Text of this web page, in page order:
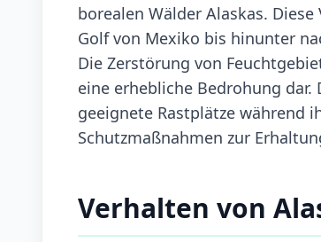
borealen Wälder Alaskas.
Golf von Mexiko bis hinunter
Die Zerstörung von
eine erhebliche Bedrohung
geeignete Rastplätze während
Schutzmaßnahmen zur
Verhalten von